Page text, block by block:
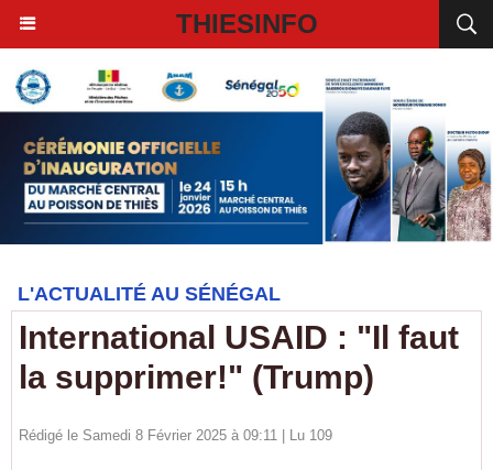
THIESINFO
L'ACTUALITÉ AU SÉNÉGAL
International USAID : "Il faut
la supprimer!" (Trump)
Rédigé le Samedi 8 Février 2025 à 09:11 | Lu 109